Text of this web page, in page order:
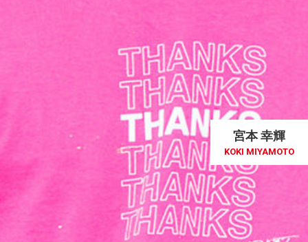
宮本 幸輝
KOKI MIYAMOTO